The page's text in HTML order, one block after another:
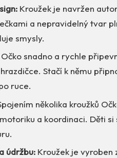
Kroužek je navržen
a nepravidelný tvar
smysly.
Očko snadno a rychle
Stačí k němu
ruce.
několika kroužků
a koordinaci. Děti si
údržbu: Kroužek je